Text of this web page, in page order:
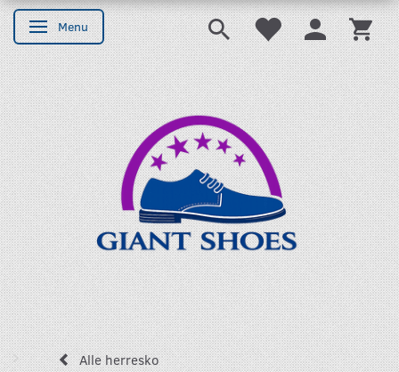
Skifte navigation
Menu
Alle herresko